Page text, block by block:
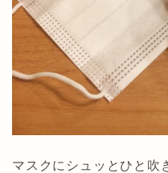
マスクにシュッとひと吹